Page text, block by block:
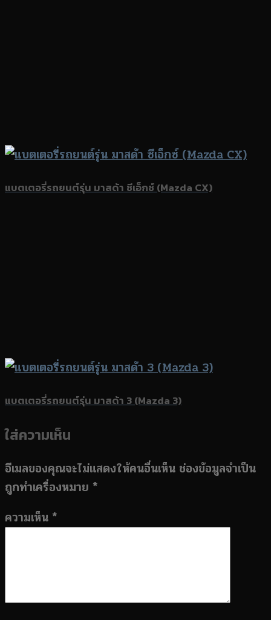
แบตเตอรี่รถยนต์รุ่น มาสด้า ซีเอ็กซ์ (Mazda CX)
แบตเตอรี่รถยนต์รุ่น มาสด้า 3 (Mazda 3)
ใส่ความเห็น
อีเมลของคุณจะไม่แสดงให้คนอื่นเห็น ช่องข้อมูลจำเป็น
ถูกทำเครื่องหมาย *
ความเห็น *